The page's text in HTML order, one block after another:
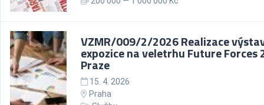
VZMR/009/2/2026 Realizace
expozice na veletrhu Future Forces
Praze
15. 4. 2026
Praha